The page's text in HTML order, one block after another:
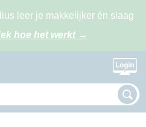
leer je makkelijker én slaag
hoe het werkt →